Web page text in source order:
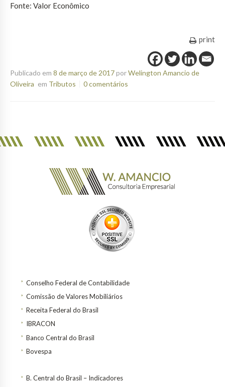
Fonte: Valor Econômico
print
Publicado em 8 de março de 2017porWelington Amancio de
Oliveira em Tributos 0 comentários
Conselho Federal de Contabilidade
Comissão de Valores Mobiliários
Receita Federal do Brasil
IBRACON
Banco Central do Brasil
Bovespa
B. Central do Brasil – Indicadores